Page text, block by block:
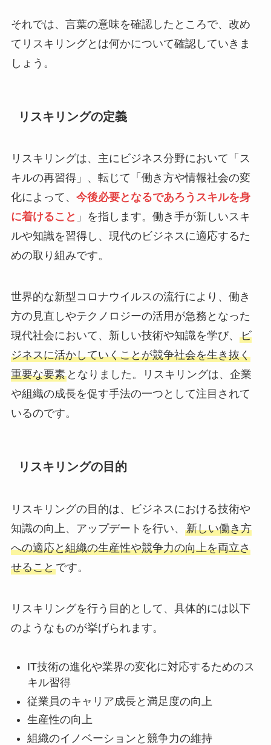
それでは、言葉の意味を確認したところで、改め
てリスキリングとは何かについて確認していきま
しょう。
リスキリングの定義
リスキリングは、主にビジネス分野において「ス
キルの再習得」、転じて「働き方や情報社会の変
化によって、 今後必要となるであろうスキルを身
に着けること 」を指します。働き手が新しいスキ
ルや知識を習得し、現代のビジネスに適応するた
めの取り組みです。
世界的な新型コロナウイルスの流行により、働き
方の見直しやテクノロジーの活用が急務となった
現代社会において、新しい技術や知識を学び、 ビ
ジネスに活かしていくことが競争社会を生き抜く
重要な要素となりました。リスキリングは、企業
や組織の成長を促す手法の一つとして注目されて
いるのです。
リスキリングの目的
リスキリングの目的は、ビジネスにおける技術や
知識の向上、アップデートを行い、 新しい働き方
への適応と組織の生産性や競争力の向上を両立さ
せることです。
リスキリングを行う目的として、具体的には以下
のようなものが挙げられます。
IT技術の進化や業界の変化に対応するためのス
キル習得
従業員のキャリア成長と満足度の向上
生産性の向上
組織のイノベーションと競争力の維持